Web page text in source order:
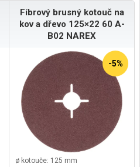
Fíbrový brusný kotouč na
kov a dřevo 125×22 60 A-
B02 NAREX
-5%
ø kotouče: 125 mm